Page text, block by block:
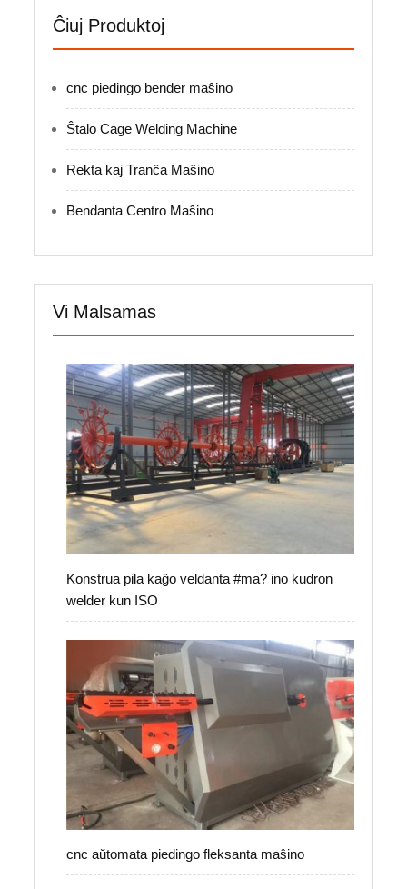
Ĉiuj Produktoj
cnc piedingo bender maŝino
Ŝtalo Cage Welding Machine
Rekta kaj Tranĉa Maŝino
Bendanta Centro Maŝino
Vi Malsamas
Konstrua pila kaĝo veldanta #ma? ino kudron
welder kun ISO
cnc aŭtomata piedingo fleksanta maŝino